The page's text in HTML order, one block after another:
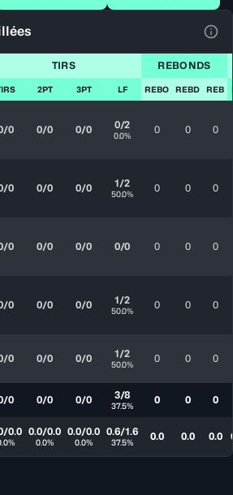
TIRS REBONDS
2PT 3PT LF REBO REBD REB
0 0/0 0/0 0/2
0.0% 0 0 0
0 0/0 0/0 1/2
50.0% 0 0 0
0 0/0 0/0 0/0 0 0 0
0 0/0 0/0 1/2
50.0% 0 0 0
0 0/0 0/0 1/2
50.0% 0 0 0
0 0/0 0/0 3/8
37.5% 0 0 0
0.0 0.0/0.0
0.0%
0.0/0.0
0.0%
0.6/1.6
37.5% 0.0 0.0 0.0